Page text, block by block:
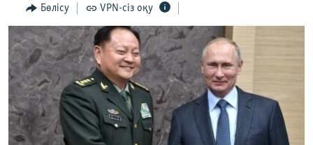
Search
ӘЛЕМ
АРНАЙЫ ЖОБАЛАР
Русский
ЖАЗЫЛЫҢЫЗ
Бөлісу VPN-сіз оқу